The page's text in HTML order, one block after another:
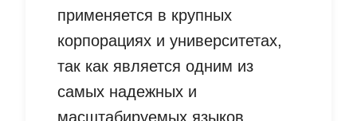
применяется в крупных
корпорациях и университетах,
так как является одним из
самых надежных и
масштабируемых языков